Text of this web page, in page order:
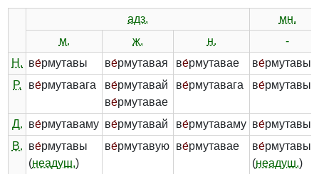
адз.
мн.
м.
ж. н.
-
Н. ве́рмутавы ве́рмутавая ве́рмутавае ве́рмутавыя
Р.
ве́рмутавага ве́рмутавай
ве́рмутавае
ве́рмутавага ве́рмутавых
Д. ве́рмутаваму ве́рмутавай ве́рмутаваму ве́рмутавым
В. ве́рмутавы
(неадуш.)
ве́рмутавую ве́рмутавае ве́рмутавыя
(неадуш.)